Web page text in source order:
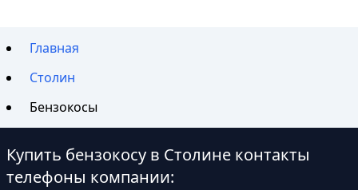
Главная
Столин
Бензокосы
Купить бензокосу в Столине контакты
телефоны компании: